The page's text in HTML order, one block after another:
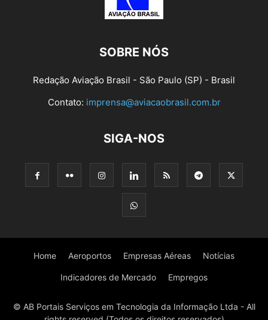
SOBRE NÓS
Redação Aviação Brasil - São Paulo (SP) - Brasil
Contato: imprensa@aviacaobrasil.com.br
SIGA-NOS
Home Aeroportos Empresas Aéreas Notícias
Indicadores de Mercado Empregos
© AB Portais Serviços em Tecnologia da Informação Ltda - All